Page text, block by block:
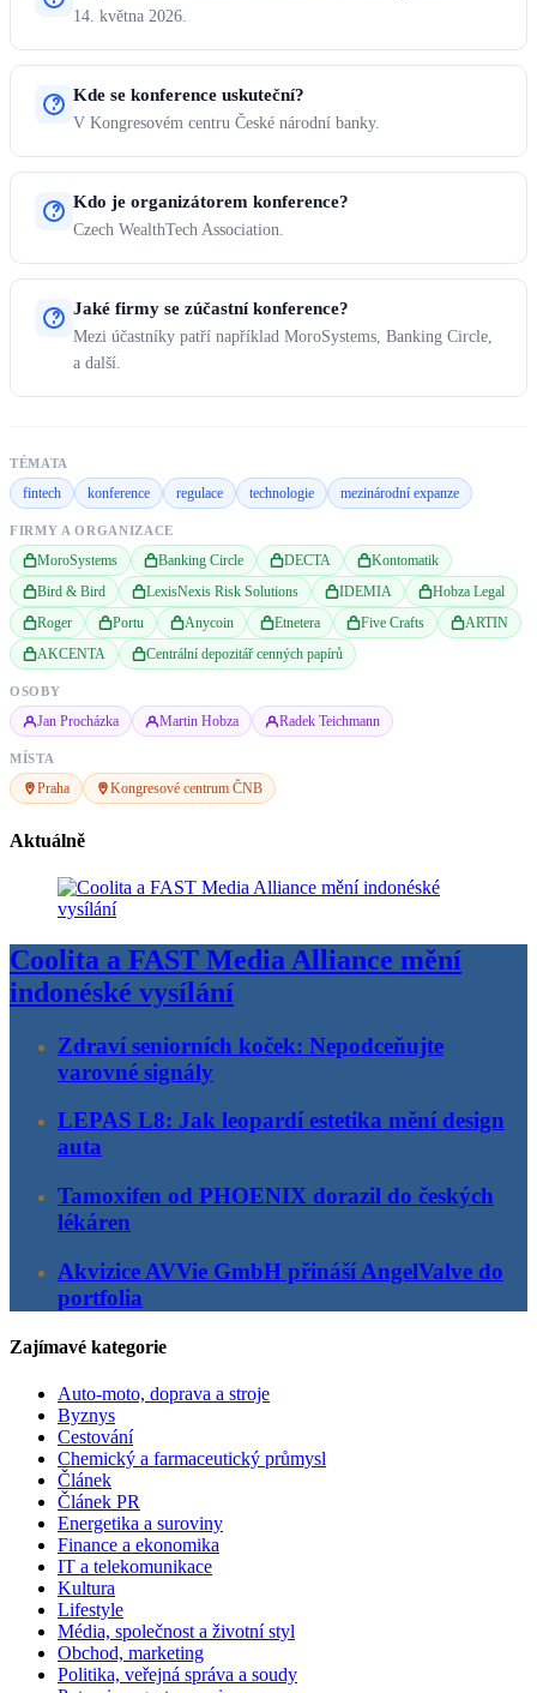
14. května 2026.
Kde se konference uskuteční?
V Kongresovém centru České národní banky.
Kdo je organizátorem konference?
Czech WealthTech Association.
Jaké firmy se zúčastní konference?
Mezi účastníky patří například MoroSystems, Banking Circle,
a další.
TÉMATA
fintech konference regulace technologie mezinárodní expanze
FIRMY A ORGANIZACE
MoroSystems Banking Circle DECTA
Kontomatik
Bird & Bird
LexisNexis Risk Solutions IDEMIA
Hobza Legal
Roger
Portu Anycoin Etnetera Five Crafts
ARTIN
AKCENTA
Centrální depozitář cenných papírů
OSOBY
Jan Procházka Martin Hobza Radek Teichmann
MÍSTA
Praha Kongresové centrum ČNB
Aktuálně
Coolita a FAST Media Alliance mění
indonéské vysílání
Zdraví seniorních koček: Nepodceňujte
varovné signály
LEPAS L8: Jak leopardí estetika mění design
auta
Tamoxifen od PHOENIX dorazil do českých
lékáren
Akvizice AVVie GmbH přináší AngelValve do
portfolia
Zajímavé kategorie
Auto-moto, doprava a stroje
Byznys
Cestování
Chemický a farmaceutický průmysl
Článek
Článek PR
Energetika a suroviny
Finance a ekonomika
IT a telekomunikace
Kultura
Lifestyle
Média, společnost a životní styl
Obchod, marketing
Politika, veřejná správa a soudy